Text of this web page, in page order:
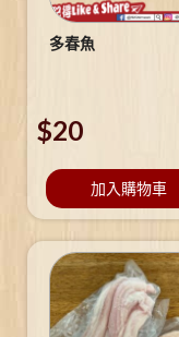
多春魚
$20
加入購物車